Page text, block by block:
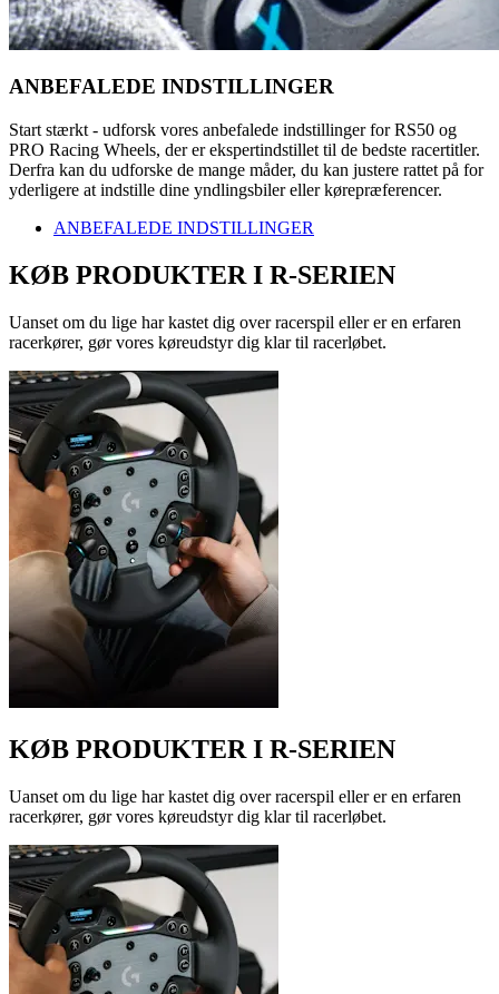
ANBEFALEDE INDSTILLINGER
Start stærkt - udforsk vores anbefalede indstillinger for RS50 og
PRO Racing Wheels, der er ekspertindstillet til de bedste racertitler.
Derfra kan du udforske de mange måder, du kan justere rattet på for
yderligere at indstille dine yndlingsbiler eller kørepræferencer.
ANBEFALEDE INDSTILLINGER
KØB PRODUKTER I R-SERIEN
Uanset om du lige har kastet dig over racerspil eller er en erfaren
racerkører, gør vores køreudstyr dig klar til racerløbet.
KØB PRODUKTER I R-SERIEN
Uanset om du lige har kastet dig over racerspil eller er en erfaren
racerkører, gør vores køreudstyr dig klar til racerløbet.